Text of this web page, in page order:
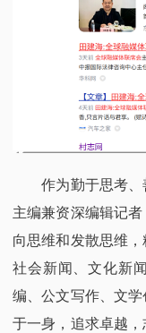
作为勤于思考、
主编兼资深编辑记
向思维和发散思维
社会新闻、文化新
编、公文写作、文
于一身，追求卓越